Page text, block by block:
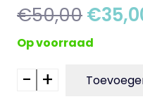
€50,00
prijs
was:
€
Op voorraad
BGM
- +